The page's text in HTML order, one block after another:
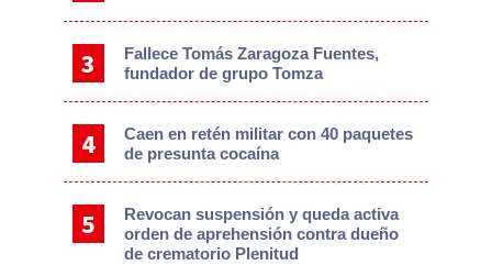
Fallece Tomás Zaragoza Fuentes,
fundador de grupo Tomza
Caen en retén militar con 40 paquetes
de presunta cocaína
Revocan suspensión y queda activa
orden de aprehensión contra dueño
de crematorio Plenitud